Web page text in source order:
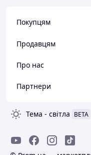
Покупцям
Продавцям
Про нас
Партнери
Тема - світла BETA